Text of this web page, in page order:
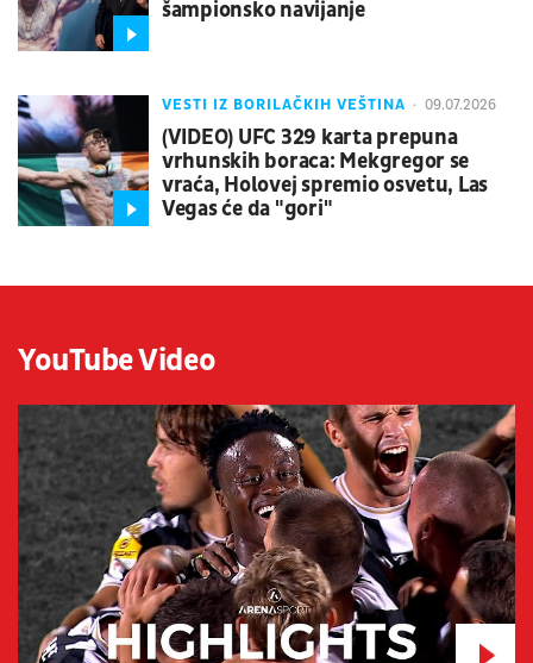
šampionsko navijanje
VESTI IZ BORILAČKIH VEŠTINA 09.07.2026
(VIDEO) UFC 329 karta prepuna
vrhunskih boraca: Mekgregor se
vraća, Holovej spremio osvetu, Las
Vegas će da "gori"
YouTube Video